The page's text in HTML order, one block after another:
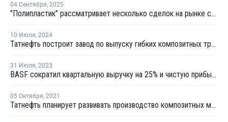
04 Сентября, 2025
"Полипластик" рассматривает несколько сделок на рынке слияний и поглощений
10 Июля, 2024
Татнефть построит завод по выпуску гибких композитных труб
31 Июля, 2023
BASF сократил квартальную выручку на 25% и чистую прибыль - в 4 раза
05 Октября, 2021
Татнефть планирует развивать производство композитных материалов